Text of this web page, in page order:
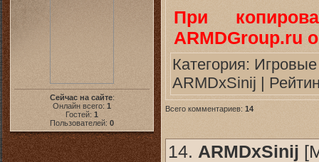
Сейчас на сайте:
Онлайн всего: 1
Гостей: 1
Пользователей: 0
При
ARMDGroup.ru
Категория:
ARMDxSinij |
Всего комментариев: 14
14. ARMDxSinij [